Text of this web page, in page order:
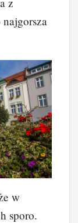
w
sporo.